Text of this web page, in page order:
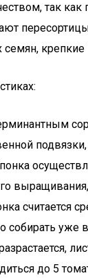
так
семян,
уже
до 5